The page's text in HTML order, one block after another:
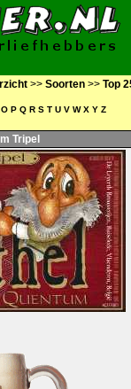
>> Soorten >> Top
O P Q R S T U V W X Y Z
Tripel